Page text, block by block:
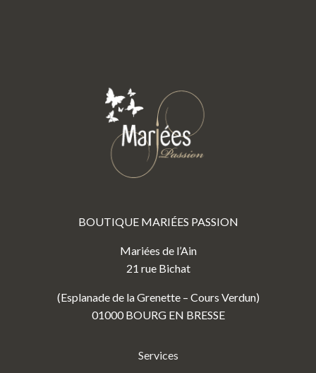
BOUTIQUE MARIÉES PASSION
Mariées de l’Ain
21 rue Bichat
(Esplanade de la Grenette – Cours Verdun)
01000 BOURG EN BRESSE
Services